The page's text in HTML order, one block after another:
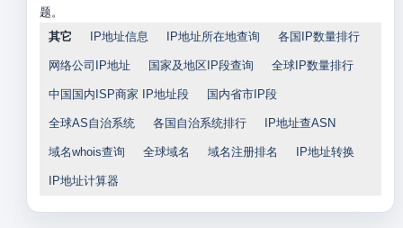
题。
其它
IP地址信息 IP地址所在地查询 各国IP数量排行
网络公司IP地址 国家及地区IP段查询 全球IP数量排行
中国国内ISP商家 IP地址段 国内省市IP段
全球AS自治系统 各国自治系统排行 IP地址查ASN
域名whois查询 全球域名 域名注册排名 IP地址转换
IP地址计算器